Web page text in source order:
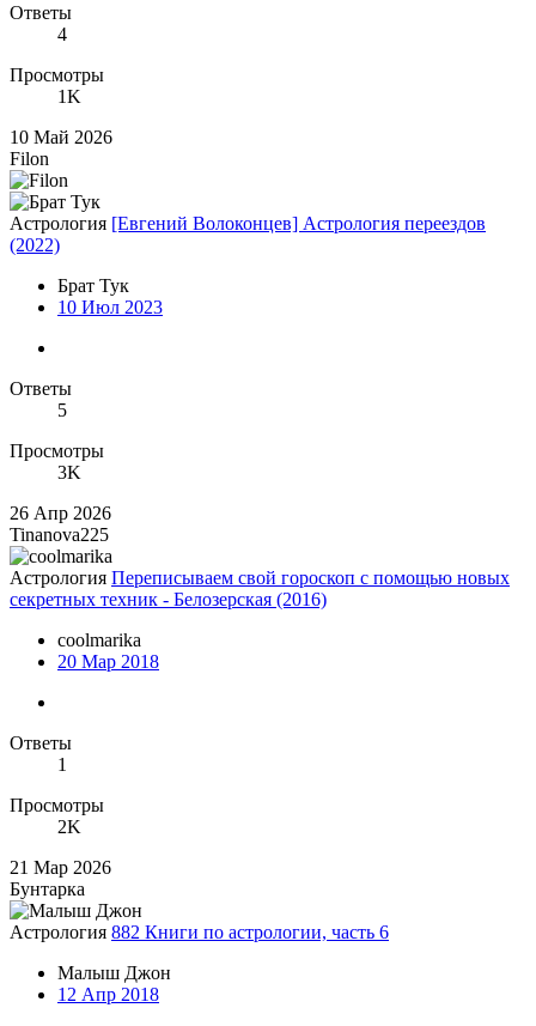
Ответы
4
Просмотры
1K
10 Май 2026
Filon
Астрология [Евгений Волоконцев] Астрология переездов
(2022)
Брат Тук
10 Июл 2023
Ответы
5
Просмотры
3K
26 Апр 2026
Tinanova225
Астрология Переписываем свой гороскоп с помощью новых
секретных техник - Белозерская (2016)
coolmarika
20 Мар 2018
Ответы
1
Просмотры
2K
21 Мар 2026
Бунтарка
Астрология 882 Книги по астрологии, часть 6
Малыш Джон
12 Апр 2018